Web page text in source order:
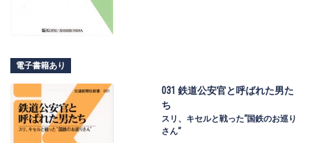
電子書籍あり
031 鉄道公安官と呼ばれた男た
ち
スリ、キセルと戦った”国鉄のお巡り
さん”